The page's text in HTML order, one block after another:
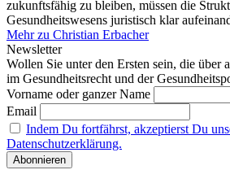
zukunftsfähig zu bleiben, müssen die
Gesundheitswesens juristisch klar
Mehr zu Christian Erbacher
Newsletter
Wollen Sie unter den Ersten sein, die über
im Gesundheitsrecht und der
Vorname oder ganzer Name
Email
Indem Du fortfährst, akzeptierst Du
Datenschutzerklärung.